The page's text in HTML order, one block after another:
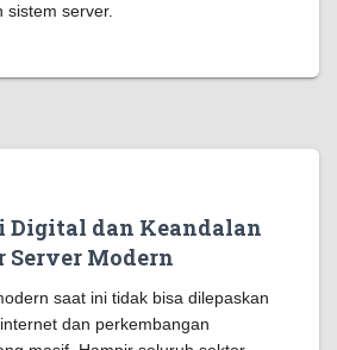
sistem server.
Digital dan Keandalan
Modern
saat ini tidak bisa dilepaskan
dan perkembangan